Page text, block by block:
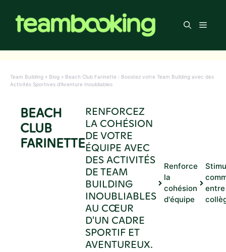
contenu
Menu
Team Building » Blog » Beach Club Farinette : Boostez votre Team Building avec des
Activités Sportives d’Aventure Inoubliables
BEACH
CLUB
FARINETTE
RENFORCEZ
LA COHÉSION
DE VOTRE
ÉQUIPE AVEC
DES ACTIVITÉS
DE TEAM
BUILDING
INOUBLIABLES
AU CŒUR
D'UN CADRE
SPORTIF ET
AVENTUREUX.
Renforce
la
cohésion
d'équipe
entre